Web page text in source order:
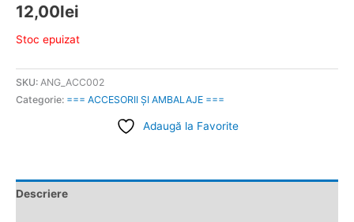
12,00lei
Stoc epuizat
SKU: ANG_ACC002
Categorie: === ACCESORII ȘI AMBALAJE ===
Adaugă la Favorite
Descriere